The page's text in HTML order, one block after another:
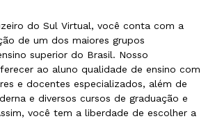
do Sul Virtual, você conta com a
de um dos maiores grupos
superior do Brasil. Nosso
ao aluno qualidade de ensino com
e docentes especializados, além de
e diversos cursos de graduação e
você tem a liberdade de escolher a